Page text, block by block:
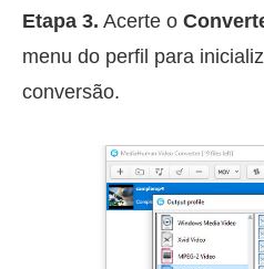
Etapa 3. Acerte o
menu do perfil para
conversão.